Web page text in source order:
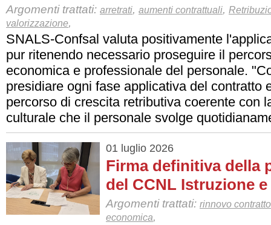
Argomenti trattati: arretrati, aumenti contrattuali,
valorizzazione,
SNALS-Confsal valuta positivamente
pur ritenendo necessario proseguire il
economica e professionale del personale.
presidiare ogni fase applicativa del contratto
percorso di crescita retributiva coerente con
culturale che il personale svolge
01 luglio 2026
Firma definitiva della
del CCNL Istruzione e
Argomenti trattati: rinnovo contratto
economica,